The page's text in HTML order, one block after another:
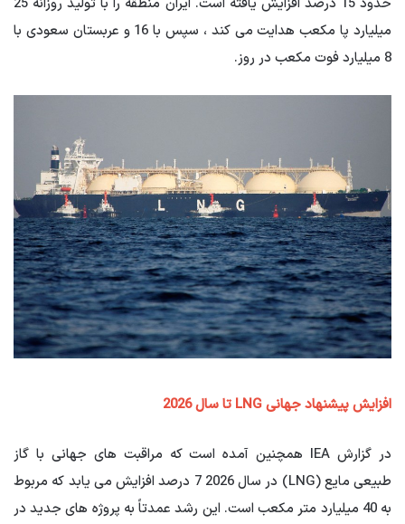
میلیارد پا مکعب هدایت می کند ، سپس با 16 و عربستان سعودی با
8 میلیارد فوت مکعب در روز.
افزایش پیشنهاد جهانی تا سال2026
در گزارش IEA همچنین آمده است که مراقبت های جهانی با گاز
طبیعی مایع (LNG) در سال 2026 7 درصد افزایش می یابد که مربوط
به 40 میلیارد متر مکعب است. این رشد عمدتاً به پروژه های جدید در